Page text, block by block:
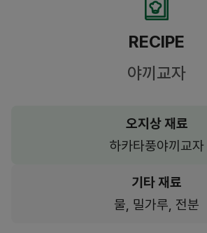
RECIPE
야끼교자
오지상 재료
하카타풍야끼교자
기타 재료
물, 밀가루, 전분